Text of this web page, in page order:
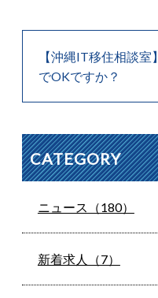
【沖縄IT移住相談
でOKですか？
CATEGORY
ニュース（180）
新着求人（7）